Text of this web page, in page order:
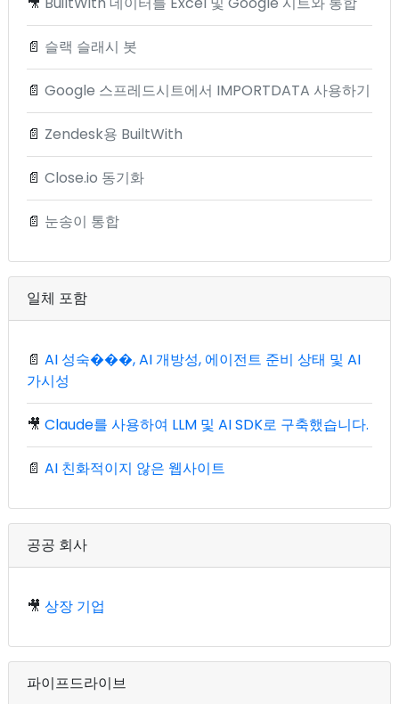
📄 슬랙 슬래시 봇
📄 Google 스프레드시트에서 IMPORTDATA 사용하기
📄 Zendesk용 BuiltWith
📄 Close.io 동기화
📄 눈송이 통합
일체 포함
📄 AI 성숙���, AI 개방성, 에이전트 준비 상태 및 AI
가시성
🎥 Claude를 사용하여 LLM 및 AI SDK로 구축했습니다.
📄 AI 친화적이지 않은 웹사이트
공공 회사
🎥 상장 기업
파이프드라이브